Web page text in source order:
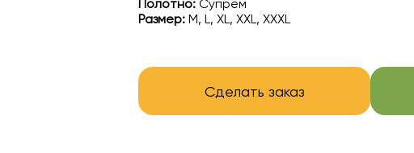
Полотно: Cупрем
Размер: M, L, XL, XXL, XXXL
Сделать заказ